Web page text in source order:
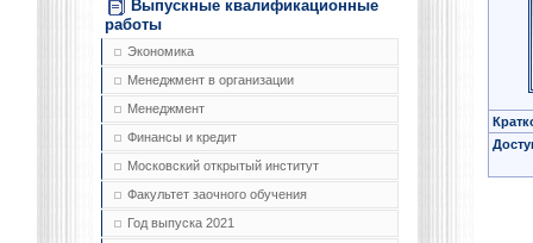
Выпускные квалификационные
работы
Экономика
Менеджмент в организации
Менеджмент
Финансы и кредит
Московский открытый институт
Факультет заочного обучения
Год выпуска 2021